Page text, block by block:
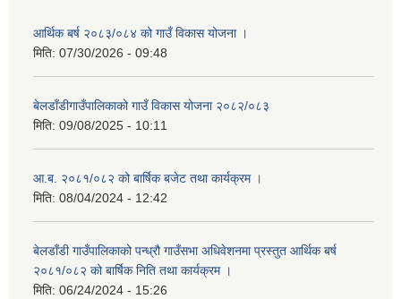
आर्थिक बर्ष २०८३/०८४ को गाउँ विकास योजना ।
मिति: 07/30/2026 - 09:48
बेलडाँडीगाउँपालिकाको गाउँ विकास योजना २०८२/०८३
मिति: 09/08/2025 - 10:11
आ.ब. २०८१/०८२ को बार्षिक बजेट तथा कार्यक्रम ।
मिति: 08/04/2024 - 12:42
बेलडाँडी गाउँपालिकाको पन्ध्रौ गाउँसभा अधिवेशनमा प्रस्तुत आर्थिक बर्ष
२०८१/०८२ को बार्षिक निति तथा कार्यक्रम ।
मिति: 06/24/2024 - 15:26